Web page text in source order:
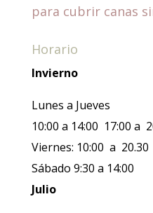
para cubrir canas
Horario
Invierno
Lunes a Jueves
10:00 a 14:00 17:00 a
Viernes: 10:00 a 20.30
Sábado 9:30 a 14:00
Julio